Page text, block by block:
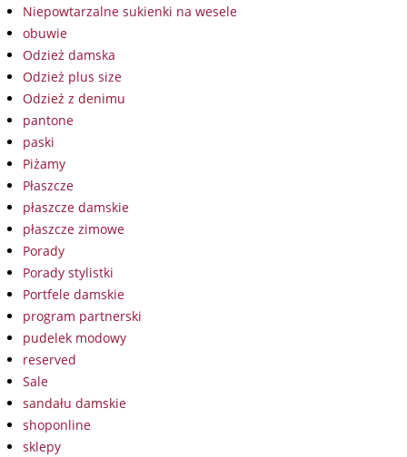
Niepowtarzalne sukienki na wesele
obuwie
Odzież damska
Odzież plus size
Odzież z denimu
pantone
paski
Piżamy
Płaszcze
płaszcze damskie
płaszcze zimowe
Porady
Porady stylistki
Portfele damskie
program partnerski
pudelek modowy
reserved
Sale
sandału damskie
shoponline
sklepy